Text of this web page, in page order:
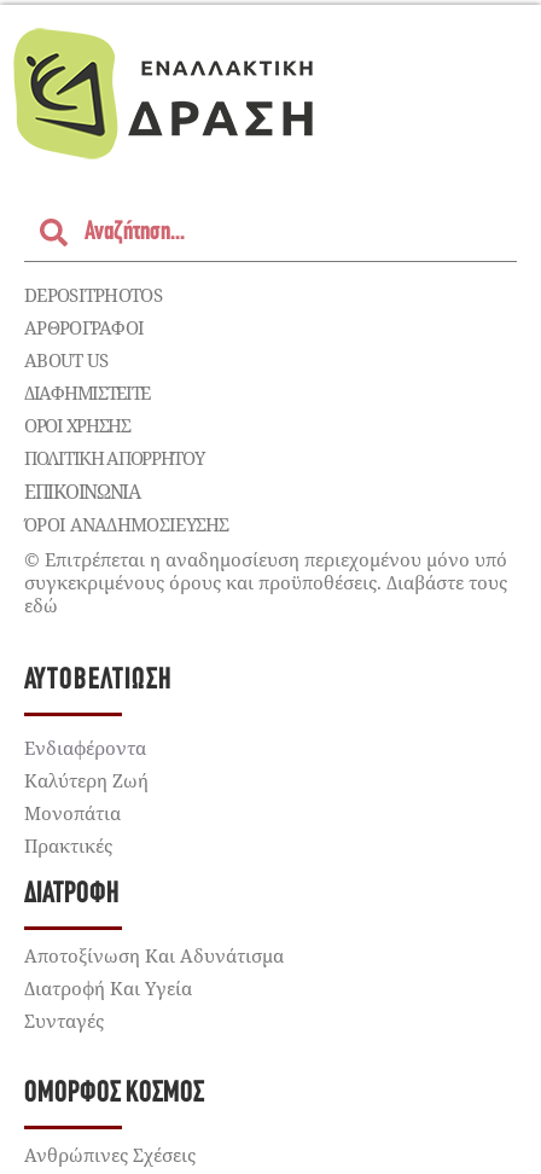
DEPOSITPHOTOS
ΑΡΘΡΟΓΡΑΦΟΙ
ABOUT US
ΔΙΑΦΗΜΙΣΤΕΊΤΕ
ΌΡΟΙ ΧΡΉΣΗΣ
ΠΟΛΙΤΙΚΉ ΑΠΟΡΡΉΤΟΥ
ΕΠΙΚΟΙΝΩΝΊΑ
ΌΡΟΙ ΑΝΑΔΗΜΟΣΙΕΥΣΗΣ
© Επιτρέπεται η αναδημοσίευση περιεχομένου μόνο υπό
συγκεκριμένους όρους και προϋποθέσεις. Διαβάστε τους
εδώ
ΑΥΤΟΒΕΛΤΊΩΣΗ
Ενδιαφέροντα
Καλύτερη Ζωή
Μονοπάτια
Πρακτικές
ΔΙΑΤΡΟΦΉ
Αποτοξίνωση Και Αδυνάτισμα
Διατροφή Και Υγεία
Συνταγές
ΌΜΟΡΦΟΣ ΚΌΣΜΟΣ
Ανθρώπινες Σχέσεις